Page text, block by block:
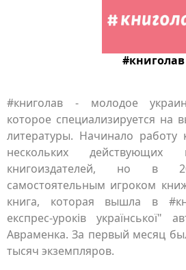
#книголав
#книголав - молодое
которое специализируется на
литературы. Начинало работу
нескольких
книгоиздателей, но в
самостоятельным игроком
книга, которая вышла в
експрес-уроків української"
Авраменка. За первый месяц
тысяч экземпляров.